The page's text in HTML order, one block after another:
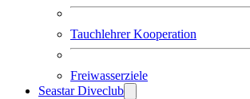
Tauchlehrer Kooperation
Freiwasserziele
Seastar Diveclub